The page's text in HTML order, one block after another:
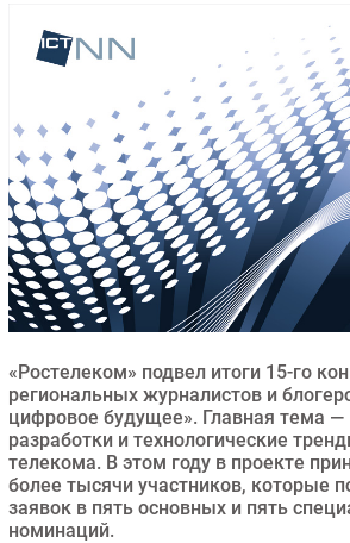
Кадры
Регулирование
Web
Безопасность
Инновации
CIO/Управление ИТ
Гаджеты
Здоровье
РАЗДЕЛЫ
Новости
Аналитика
Интервью
Мероприятия
«Ростелеком» подвел итоги 15-го
региональных журналистов и
цифровое будущее». Главная тема
разработки и технологические
телекома. В этом году в проекте
более тысячи участников, которые
заявок в пять основных и пять
номинаций.